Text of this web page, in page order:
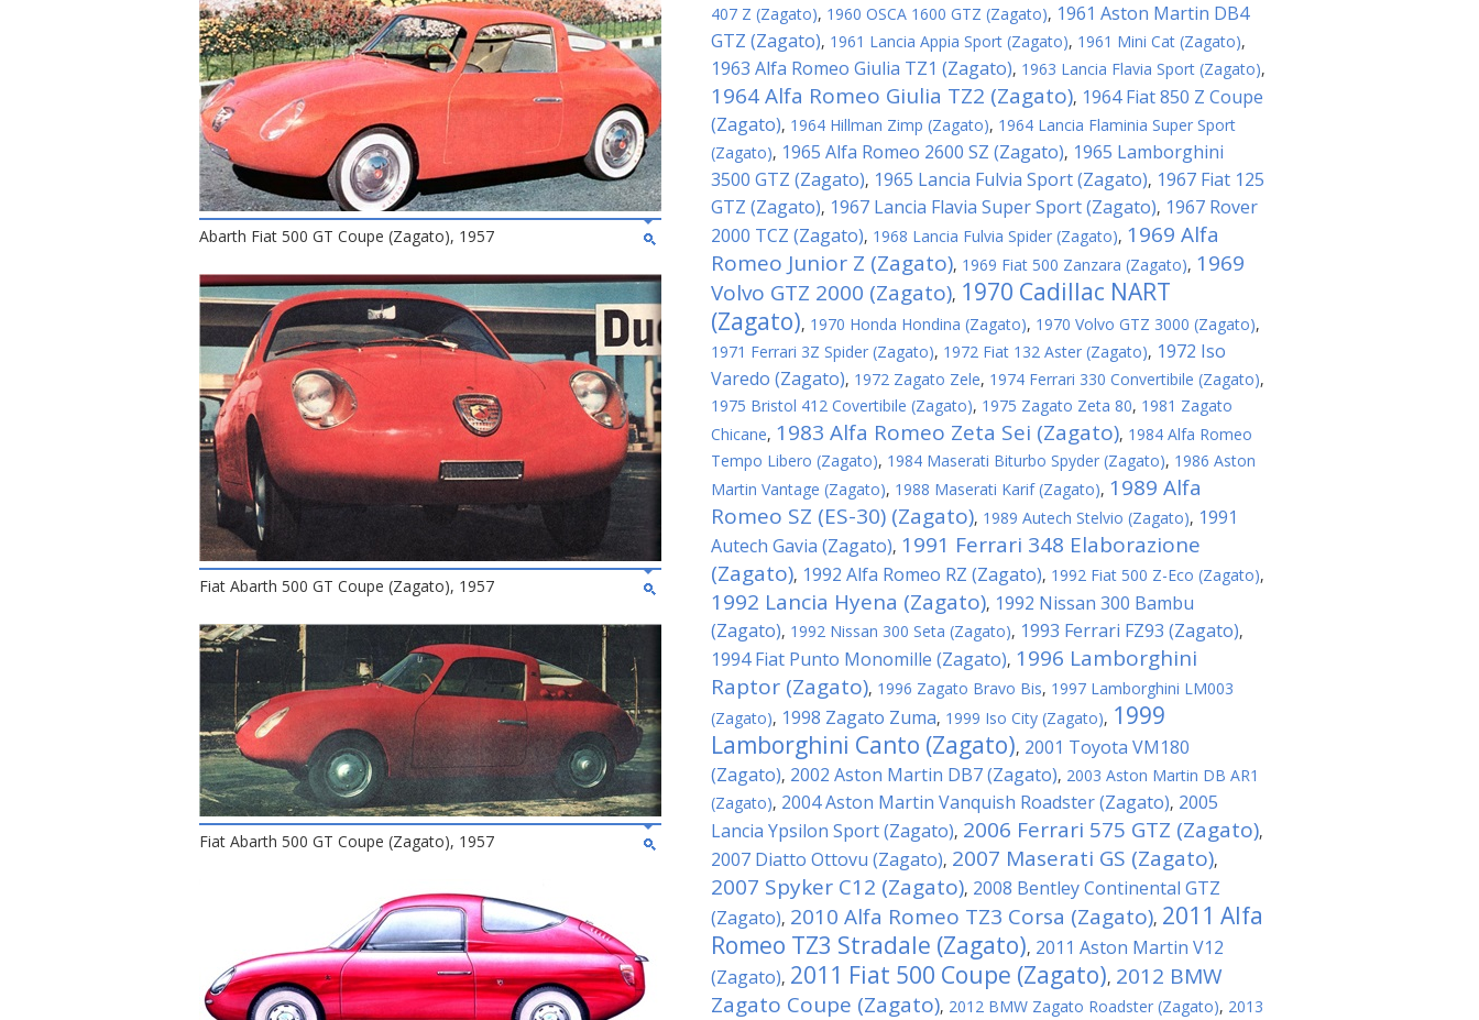
Abarth Fiat 500 GT Coupe (Zagato), 1957
Fiat Abarth 500 GT Coupe (Zagato), 1957
Fiat Abarth 500 GT Coupe (Zagato), 1957
407 Z (Zagato), 1960 OSCA 1600 GTZ (Zagato), 1961 Aston Martin DB4
GTZ (Zagato), 1961 Lancia Appia Sport (Zagato), 1961 Mini Cat (Zagato),
1963 Alfa Romeo Giulia TZ1 (Zagato), 1963 Lancia Flavia Sport (Zagato),
1964 Alfa Romeo Giulia TZ2 (Zagato), 1964 Fiat 850 Z Coupe
(Zagato), 1964 Hillman Zimp (Zagato), 1964 Lancia Flaminia Super Sport
(Zagato), 1965 Alfa Romeo 2600 SZ (Zagato), 1965 Lamborghini
3500 GTZ (Zagato), 1965 Lancia Fulvia Sport (Zagato), 1967 Fiat 125
GTZ (Zagato), 1967 Lancia Flavia Super Sport (Zagato), 1967 Rover
2000 TCZ (Zagato), 1968 Lancia Fulvia Spider (Zagato), 1969 Alfa
Romeo Junior Z (Zagato), 1969 Fiat 500 Zanzara (Zagato), 1969
Volvo GTZ 2000 (Zagato), 1970 Cadillac NART
(Zagato), 1970 Honda Hondina (Zagato), 1970 Volvo GTZ 3000 (Zagato),
1971 Ferrari 3Z Spider (Zagato), 1972 Fiat 132 Aster (Zagato), 1972 Iso
Varedo (Zagato), 1972 Zagato Zele, 1974 Ferrari 330 Convertibile (Zagato),
1975 Bristol 412 Covertibile (Zagato), 1975 Zagato Zeta 80, 1981 Zagato
Chicane, 1983 Alfa Romeo Zeta Sei (Zagato), 1984 Alfa Romeo
Tempo Libero (Zagato), 1984 Maserati Biturbo Spyder (Zagato), 1986 Aston
Martin Vantage (Zagato), 1988 Maserati Karif (Zagato), 1989 Alfa
Romeo SZ (ES-30) (Zagato), 1989 Autech Stelvio (Zagato), 1991
Autech Gavia (Zagato), 1991 Ferrari 348 Elaborazione
(Zagato), 1992 Alfa Romeo RZ (Zagato), 1992 Fiat 500 Z-Eco (Zagato),
1992 Lancia Hyena (Zagato), 1992 Nissan 300 Bambu
(Zagato), 1992 Nissan 300 Seta (Zagato), 1993 Ferrari FZ93 (Zagato),
1994 Fiat Punto Monomille (Zagato), 1996 Lamborghini
Raptor (Zagato), 1996 Zagato Bravo Bis, 1997 Lamborghini LM003
(Zagato), 1998 Zagato Zuma, 1999 Iso City (Zagato), 1999
Lamborghini Canto (Zagato), 2001 Toyota VM180
(Zagato), 2002 Aston Martin DB7 (Zagato), 2003 Aston Martin DB AR1
(Zagato), 2004 Aston Martin Vanquish Roadster (Zagato), 2005
Lancia Ypsilon Sport (Zagato), 2006 Ferrari 575 GTZ (Zagato),
2007 Diatto Ottovu (Zagato), 2007 Maserati GS (Zagato),
2007 Spyker C12 (Zagato), 2008 Bentley Continental GTZ
(Zagato), 2010 Alfa Romeo TZ3 Corsa (Zagato), 2011 Alfa
Romeo TZ3 Stradale (Zagato), 2011 Aston Martin V12
(Zagato), 2011 Fiat 500 Coupe (Zagato), 2012 BMW
Zagato Coupe (Zagato), 2012 BMW Zagato Roadster (Zagato), 2013